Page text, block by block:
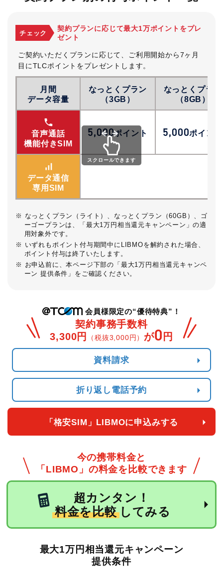
チェック
契約プランに応じて最大1万ポイントをプレ
ゼント
ご契約いただくプランに応じて、ご利用開始から7ヶ月
目にTLCポイントをプレゼントします。
月間
データ容量
なっとくプラン
（3GB）
なっとくプラン
（8GB）
phone
音声通話
機能付きSIM
5,000ポイント 5,000ポイント
signal_cellular_alt
データ通信
専用SIM
スクロールできます
※ なっとくプラン（ライト）、なっとくプラン（60GB）、ゴ
ーゴープランは、「最大1万円相当還元キャンペーン」の適
用対象外です。
※ いずれもポイント付与期間中にLIBMOを解約された場合、
ポイント付与は終了いたします。
※ お申込前に、本ページ下部の「最大1万円相当還元キャンペ
ーン 提供条件」をご確認ください。
会員様限定の“優待特典”！
契約事務手数料
3,300円
（税抜3,000円） が0 円
資料請求
折り返し電話予約
「格安SIM」LIBMOに申込みする
今の携帯料金と
「LIBMO」の料金を比較できます
超カンタン！
料金を比較してみる
最大1万円相当還元キャンペーン
提供条件